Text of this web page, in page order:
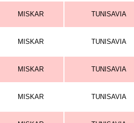
MISKAR TUNISAVIA
MISKAR TUNISAVIA
MISKAR TUNISAVIA
MISKAR TUNISAVIA